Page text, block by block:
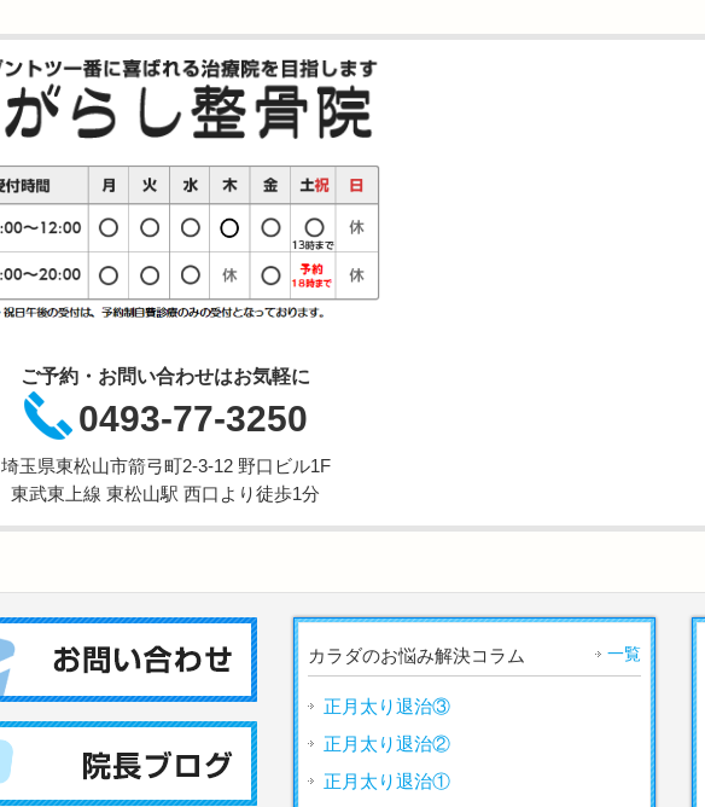
ご予約・お問い合わせはお気軽に
0493-77-3250
埼玉県東松山市箭弓町2-3-12 野口ビル1F
東武東上線 東松山駅 西口より徒歩1分
カラダのお悩み解決コラム 一覧
正月太り退治③
正月太り退治②
正月太り退治①